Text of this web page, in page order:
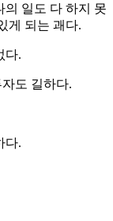
의 일도 다 하지 못
게 되는 괘다.
다.
도 길하다.
다.